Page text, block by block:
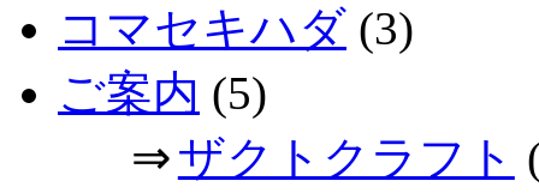
コマセキハダ (3)
ご案内 (5)
⇒ザクトクラフト